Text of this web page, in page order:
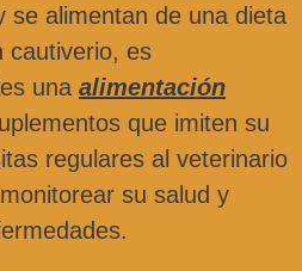
se alimentan de una dieta
cautiverio, es
una alimentación
que imiten su
regulares al veterinario
su salud y